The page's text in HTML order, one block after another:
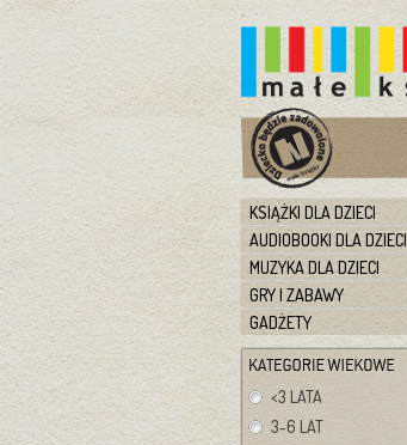
KSIĄŻKI DLA DZIECI
AUDIOBOOKI DLA DZIECI
MUZYKA DLA DZIECI
GRY I ZABAWY
GADŻETY
<3 LATA
3-6 LAT